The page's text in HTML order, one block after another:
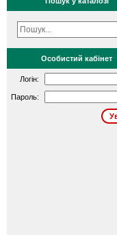
Особистий кабінет
Логін:
Пароль: